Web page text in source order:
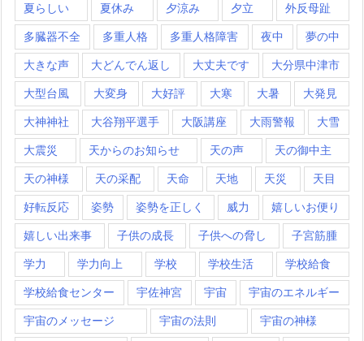
夏らしい 夏休み 夕涼み 夕立 外反母趾
多臓器不全 多重人格 多重人格障害 夜中 夢の中
大きな声 大どんでん返し 大丈夫です 大分県中津市
大型台風 大変身 大好評 大寒 大暑 大発見
大神神社 大谷翔平選手 大阪講座 大雨警報 大雪
大震災 天からのお知らせ 天の声 天の御中主
天の神様 天の采配 天命 天地 天災 天目
好転反応 姿勢 姿勢を正しく 威力 嬉しいお便り
嬉しい出来事 子供の成長 子供への脅し 子宮筋腫
学力 学力向上 学校 学校生活 学校給食
学校給食センター 宇佐神宮 宇宙 宇宙のエネルギー
宇宙のメッセージ 宇宙の法則 宇宙の神様